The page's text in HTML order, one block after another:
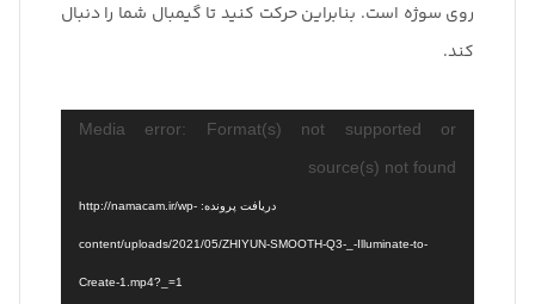
روی سوژه است. بنابراین حرکت کنید تا گیمبال شما را دنبال
کند.
نمایشگر
ویدیو
Media error: Format(s) not supported or
source(s) not found
دریافت پرونده: http://namacam.ir/wp-
content/uploads/2021/05/ZHIYUN-SMOOTH-Q3-_-Illuminate-to-
Create-1.mp4?_=1